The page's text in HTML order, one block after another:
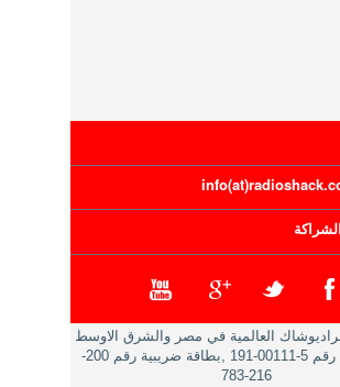
العالمية في مصر والشرق الاوسط
سجل تجاري رقم 5-00111-191 ,بطاقة ضريبية رقم 200-
216-783